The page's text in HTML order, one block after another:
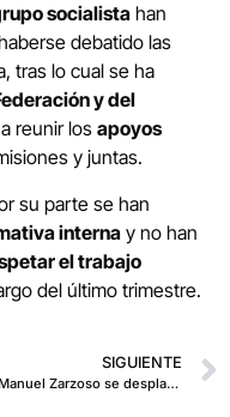
socialista han
debatido las
tras lo cual se ha
y del
reunir los apoyos
y juntas.
su parte se han
interna y no han
el trabajo
del último trimestre.
SIGUIENTE
José Manuel Zarzoso se desplaza a La Palma para la reunión de secretarios generales territoriales de la FEMP